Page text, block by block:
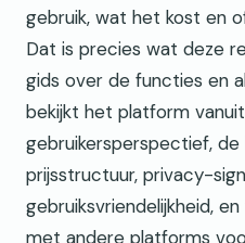
gebruik, wat het kost en
Dat is precies wat deze
gids over de functies en
bekijkt het platform
gebruikersperspectief,
prijsstructuur, privacy-
gebruiksvriendelijkheid,
met andere platforms